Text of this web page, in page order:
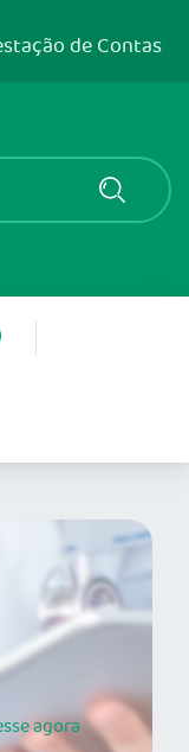
de Contas
agora